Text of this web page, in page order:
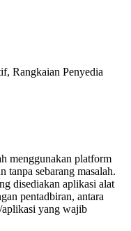
Rangkaian Penyedia
menggunakan platform
tanpa sebarang masalah.
disediakan aplikasi alat
pentadbiran, antara
aplikasi yang wajib